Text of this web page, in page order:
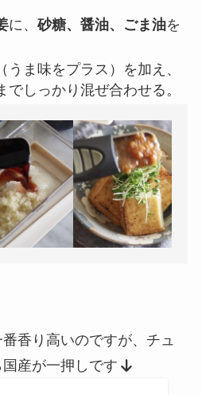
に、砂糖、醤油、ごま油を
うま味をプラス）を加え、
でしっかり混ぜ合わせる。
香り高いのですが、チュ
産が一押しです